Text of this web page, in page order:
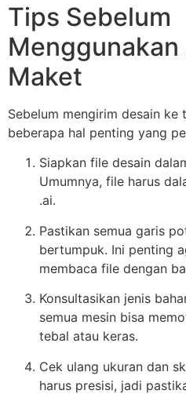
Tips Sebelum
Menggunakan
Maket
Sebelum mengirim desain
beberapa hal penting yang
Siapkan file desain
Umumnya, file harus
.ai.
Pastikan semua garis
bertumpuk. Ini penting
membaca file dengan
Konsultasikan jenis
semua mesin bisa
tebal atau keras.
Cek ulang ukuran dan
harus presisi, jadi